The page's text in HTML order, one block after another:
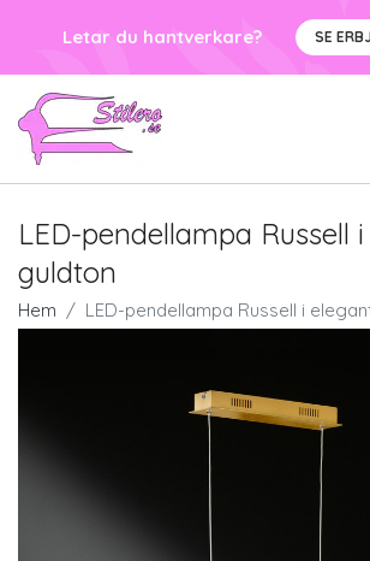
Letar du hantverkare? SE
LED-pendellampa Russell
guldton
Hem LED-pendellampa Russell i